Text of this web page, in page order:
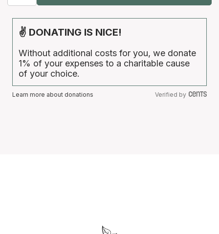
✌ DONATING IS NICE!
Without additional costs for you, we donate
1% of your expenses to a charitable cause
of your choice.
Learn more about donations Verified by